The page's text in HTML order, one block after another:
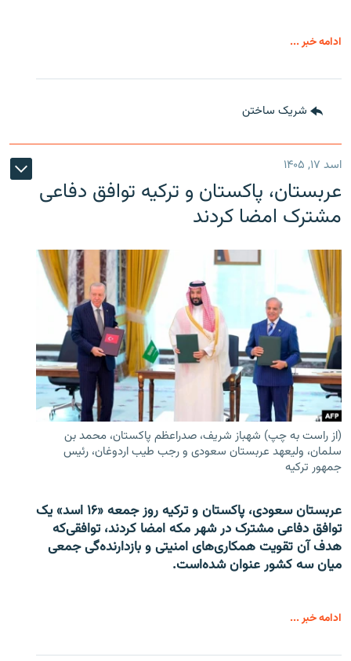
ادامه خبر ...
شریک ساختن
اسد ۱۷, ۱۴۰۵
عربستان، پاکستان و ترکیه توافق دفاعی
مشترک امضا کردند
(از راست به چپ) شهباز شریف، صدراعظم پاکستان، محمد بن
سلمان، ولیعهد عربستان سعودی و رجب طیب اردوغان، رئیس
جمهور ترکیه
عربستان سعودی، پاکستان و ترکیه روز جمعه «۱۶ اسد» یک
توافق دفاعی مشترک در شهر مکه امضا کردند، توافقی‌که
هدف آن تقویت همکاری‌های امنیتی و بازدارنده‌گی جمعی
میان سه کشور عنوان شده‌است.
ادامه خبر ...